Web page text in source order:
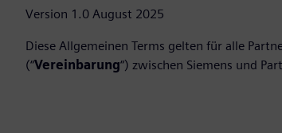
Version 1.0 August 2025
Diese Allgemeinen Terms gelten für alle
(“Vereinbarung“) zwischen Siemens und